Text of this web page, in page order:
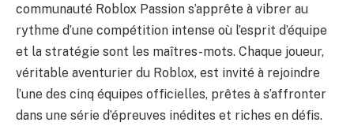
communauté Roblox Passion s’apprête à vibrer au
rythme d’une compétition intense où l’esprit d’équipe
et la stratégie sont les maîtres-mots. Chaque joueur,
véritable aventurier du Roblox, est invité à rejoindre
l’une des cinq équipes officielles, prêtes à s’affronter
dans une série d’épreuves inédites et riches en défis.